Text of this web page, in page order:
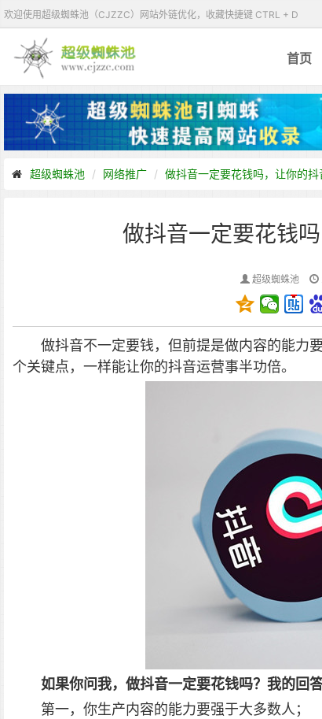
欢迎使用超级蜘蛛池（CJZZC）网站外链优化，收藏快捷键 CTRL + D
首页
超级蜘蛛池 网络推广 做抖音一定要花钱吗，让你的
做抖音一定要花钱
超级蜘蛛池
做抖音不一定要钱，但前提是做内容的能力
个关键点，一样能让你的抖音运营事半功倍。
如果你问我，做抖音一定要花钱吗？我的回
第一，你生产内容的能力要强于大多数人；